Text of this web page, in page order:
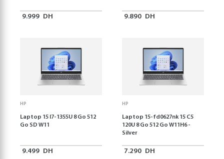
9.999 DH 9.890 DH
HP
Laptop 15 I7-1355U 8 Go 512
Go SD W11
9.499 DH
HP
Laptop 15-fd0627nk 15 C5
120U 8 Go 512 Go W11H6 -
Silver
7.290 DH